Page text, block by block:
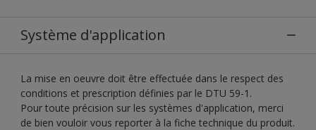
Système d'application
La mise en oeuvre doit être effectuée dans le respect des
conditions et prescription définies par le DTU 59-1.
Pour toute précision sur les systèmes d'application, merci
de bien vouloir vous reporter à la fiche technique du produit.